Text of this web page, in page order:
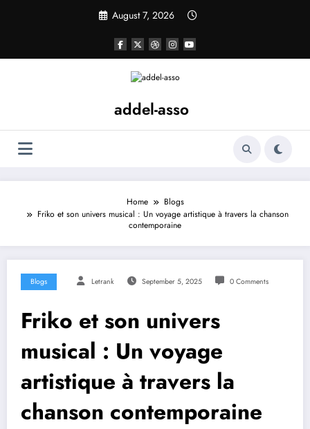
August 7, 2026
addel-asso
Home
Blogs
Friko et son univers musical : Un voyage artistique à travers la chanson
contemporaine
Blogs Letrank September 5, 2025 0 Comments
Friko et son univers
musical : Un voyage
artistique à travers la
chanson contemporaine